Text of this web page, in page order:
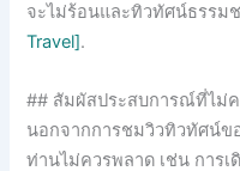
จะไม่ร้อนและทิวทัศน์ธรรม
Travel].
## สัมผัสประสบการณ์ที่ไม่
นอกจากการชมวิวทิวทัศน์ข
ท่านไม่ควรพลาด เช่น การ